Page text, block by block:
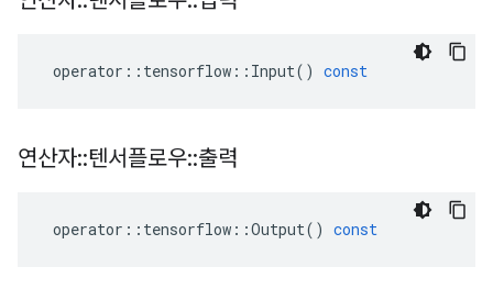
operator :: tensorflow :: Input() const
연산자::텐서플로우::출력
operator :: tensorflow ::Output() const